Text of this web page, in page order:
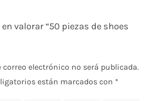
valorar “50 piezas de shoes
correo electrónico no será publicada.
están marcados con *